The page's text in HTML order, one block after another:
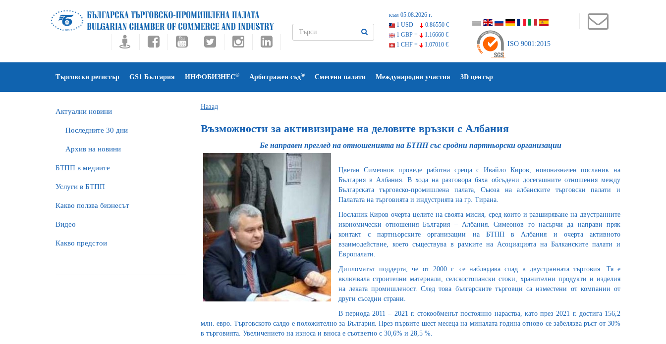
към 05.08.2026 г.
1 USD =
0.86550 €
1 GBP =
1.16660 €
1 CHF =
1.07010 € ISO 9001:2015
Търговски регистър GS1 България ИНФОБИЗНЕС® Арбитражен съд® Смесени палати Международни участия 3D център
Актуални новини
Последните 30 дни
Архив на новини
БTПП в медиите
Услуги в БТПП
Какво ползва бизнесът
Видео
Какво предстои
Назад
Възможности за активизиране на деловите връзки с Албания
Бе направен преглед на отношенията на БТПП със сродни партньорски организации
Цветан Симеонов проведе работна среща с Ивайло Киров, новоназначен посланик на
България в Албания. В хода на разговора бяха обсъдени досегашните отношения между
Българската търговско-промишлена палата, Съюза на албанските търговски палати и
Палатата на търговията и индустрията на гр. Тирана.
Посланик Киров очерта целите на своята мисия, сред които и разширяване на двустранните
икономически отношения България – Албания. Симеонов го насърчи да направи пряк
контакт с партньорските организации на БТПП в Албания и очерта активното
взаимодействие, което съществува в рамките на Асоциацията на Балканските палати и
Европалати.
Дипломатът поддерта, че от 2000 г. се наблюдава спад в двустранната търговия. Тя е
включвала строителни материали, селскостопански стоки, хранителни продукти и изделия
на леката промишленост. След това българските търговци са изместени от компании от
други съседни страни.
В периода 2011 – 2021 г. стокообменът постоянно нараства, като през 2021 г. достига 156,2
млн. евро. Търговското салдо е положително за България. През първите шест месеца на миналата година отново се забелязва ръст от 30%
в търговията. Увеличението на износа и вноса е съответно с 30,6% и 28,5 %.